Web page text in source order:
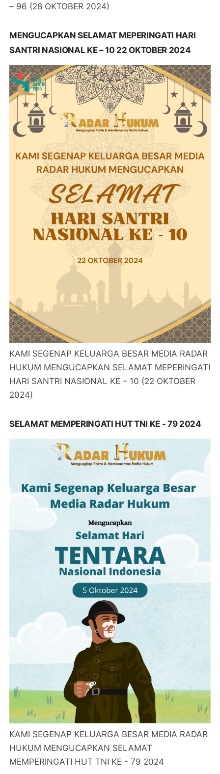
– 96 (28 OKTOBER 2024)
MENGUCAPKAN SELAMAT MEPERINGATI HARI
SANTRI NASIONAL KE – 10 22 OKTOBER 2024
KAMI SEGENAP KELUARGA BESAR MEDIA RADAR
HUKUM MENGUCAPKAN SELAMAT MEPERINGATI
HARI SANTRI NASIONAL KE – 10 (22 OKTOBER
2024)
SELAMAT MEMPERINGATI HUT TNI KE - 79 2024
KAMI SEGENAP KELUARGA BESAR MEDIA RADAR
HUKUM MENGUCAPKAN SELAMAT
MEMPERINGATI HUT TNI KE - 79 2024